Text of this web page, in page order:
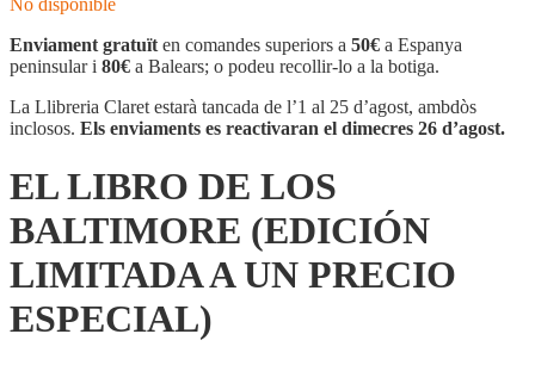
Enviament gratuït en comandes superiors a 50€ a Espanya
peninsular i 80€ a Balears; o podeu recollir-lo a la botiga.
La Llibreria Claret estarà tancada de l’1 al 25 d’agost, ambdòs
inclosos. Els enviaments es reactivaran el dimecres 26 d’agost.
EL LIBRO DE LOS
BALTIMORE (EDICIÓN
LIMITADA A UN PRECIO
ESPECIAL)